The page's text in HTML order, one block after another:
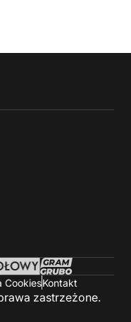
CookiesKontakt
zastrzeżone.